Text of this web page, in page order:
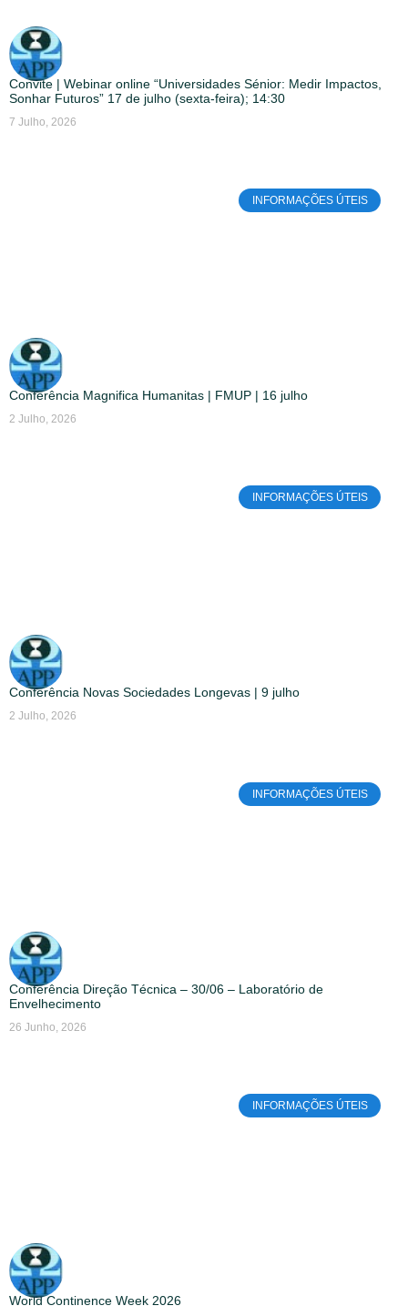
Convite | Webinar online “Universidades Sénior: Medir Impactos,
Sonhar Futuros” 17 de julho (sexta-feira); 14:30
7 Julho, 2026
INFORMAÇÕES ÚTEIS
Conferência Magnifica Humanitas | FMUP | 16 julho
2 Julho, 2026
INFORMAÇÕES ÚTEIS
Conferência Novas Sociedades Longevas | 9 julho
2 Julho, 2026
INFORMAÇÕES ÚTEIS
Conferência Direção Técnica – 30/06 – Laboratório de
Envelhecimento
26 Junho, 2026
INFORMAÇÕES ÚTEIS
World Continence Week 2026